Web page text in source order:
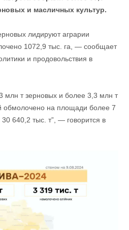
и масличных культур.
лидируют аграрии
1072,9 тыс. га, — сообщает
и продовольствия в
млн т зерновых и более 3,3 млн т
обмолочено на площади более 7
640,2 тыс. т”, — говорится в